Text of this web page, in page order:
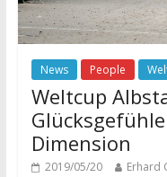
News People
Weltcup
Dimension
2019/05/20 Erhard